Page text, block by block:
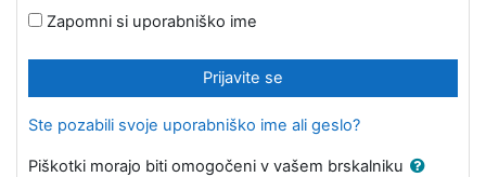
Zapomni si uporabniško ime
Prijavite se
Ste pozabili svoje uporabniško ime ali geslo?
Piškotki morajo biti omogočeni v vašem brskalniku